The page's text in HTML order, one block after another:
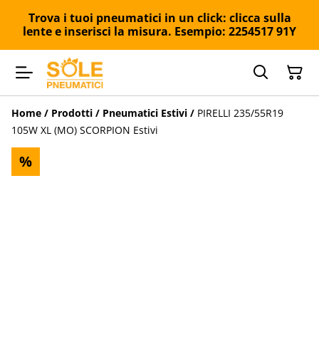
Trova i tuoi pneumatici in un click: clicca sulla
lente e inserisci la misura. Esempio: 2254517 91Y
Home / Prodotti / Pneumatici Estivi / PIRELLI 235/55R19
105W XL (MO) SCORPION Estivi
%